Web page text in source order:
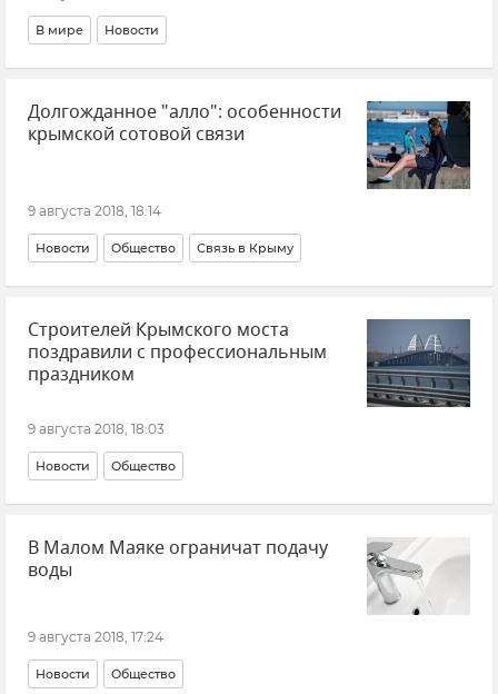
В мире Новости
Долгожданное "алло": особенности
крымской сотовой связи
9 августа 2018, 18:14
Новости Общество Связь в Крыму
Строителей Крымского моста
поздравили с профессиональным
праздником
9 августа 2018, 18:03
Новости Общество
В Малом Маяке ограничат подачу
воды
9 августа 2018, 17:24
Новости Общество